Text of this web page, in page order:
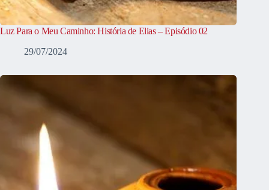
Luz Para o Meu Caminho: História de Elias – Episódio 02
29/07/2024